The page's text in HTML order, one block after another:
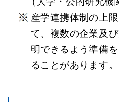
産学連携体制の上
て、複数の企業及
明できるよう準備
ることがあります。